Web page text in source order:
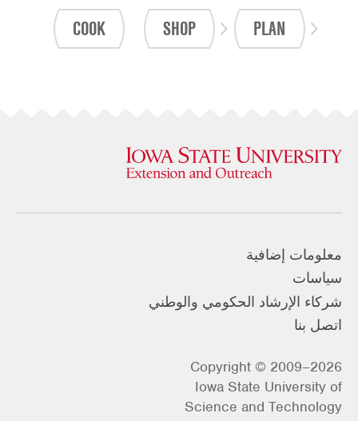
PLAN
SHOP
COOK
معلومات إضافية
سياسات
شركاء الإرشاد الحكومي والوطني
اتصل بنا
Copyright © 2009–2026
Iowa State University of
Science and Technology